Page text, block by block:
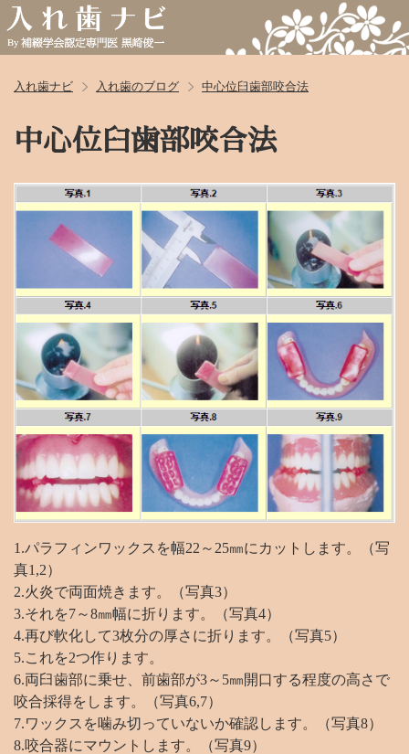
入れ歯ナビ 入れ歯のブログ 中心位臼歯部咬合法
中心位臼歯部咬合法
1.パラフィンワックスを幅22～25㎜にカットします。（写
真1,2）
2.火炎で両面焼きます。（写真3）
3.それを7～8㎜幅に折ります。（写真4）
4.再び軟化して3枚分の厚さに折ります。（写真5）
5.これを2つ作ります。
6.両臼歯部に乗せ、前歯部が3～5㎜開口する程度の高さで
咬合採得をします。（写真6,7）
7.ワックスを噛み切っていないか確認します。（写真8）
8.咬合器にマウントします。（写真9）